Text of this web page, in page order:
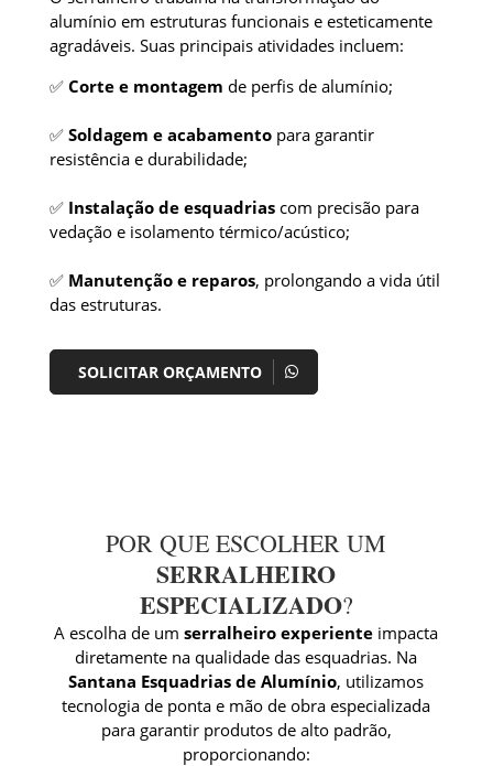
alumínio em estruturas funcionais e esteticamente
agradáveis. Suas principais atividades incluem:
✅ Corte e montagem de perfis de alumínio;
✅ Soldagem e acabamentopara garantir
resistência e durabilidade;
✅ Instalação de esquadriascom precisão para
vedação e isolamento térmico/acústico;
✅ Manutenção e reparos, prolongando a vida útil
das estruturas.
SOLICITAR ORÇAMENTO
POR QUE ESCOLHER UM
SERRALHEIRO
ESPECIALIZADO?
A escolha de umserralheiro experiente impacta
diretamente na qualidade das esquadrias. Na
Santana Esquadrias de Alumínio, utilizamos
tecnologia de ponta e mão de obra especializada
para garantir produtos de alto padrão,
proporcionando: